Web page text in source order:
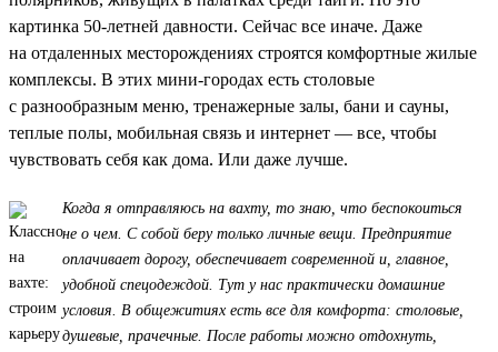
картинка 50-летней давности. Сейчас все иначе. Даже
на отдаленных месторождениях строятся комфортные жилые
комплексы. В этих мини-городах есть столовые
с разнообразным меню, тренажерные залы, бани и сауны,
теплые полы, мобильная связь и интернет — все, чтобы
чувствовать себя как дома. Или даже лучше.
Когда я отправляюсь на вахту, то знаю, что беспокоиться
не о чем. С собой беру только личные вещи. Предприятие
оплачивает дорогу, обеспечивает современной и, главное,
удобной спецодеждой. Тут у нас практически домашние
условия. В общежитиях есть все для комфорта: столовые,
душевые, прачечные. После работы можно отдохнуть,